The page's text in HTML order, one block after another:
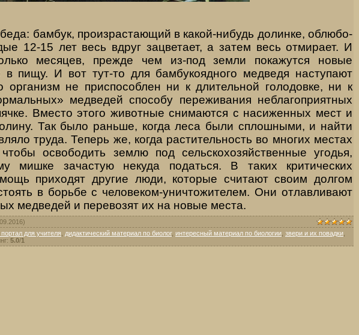
бамбук, произ­растающий в какой-нибудь долинке, облюбо­
12-15 лет весь вдруг зацветает, а затем весь отмирает. И
месяцев, прежде чем из-под земли покажутся новые
в пищу. И вот тут-то для бамбукоядного медведя наступают
ор­ганизм не приспособлен ни к длительной го­лодовке, ни к
медведей способу переживания неблаго­приятных
Вместо этого животные снимаются с насиженных мест и
Так было раньше, когда леса были сплошными, и най­ти
труда. Теперь же, когда растительность во многих местах
освободить землю под сельскохозяйственные угодья,
мишке зачастую некуда подать­ся. В таких критических
приходят другие люди, которые счи­тают своим долгом
в борьбе с человеком-уничтожителем. Они отлавливают
медве­дей и перевозят их на новые места.
для учителя дидактический материал по биолог, интересный материал по биологии звери и их повадки
: 5.0/1